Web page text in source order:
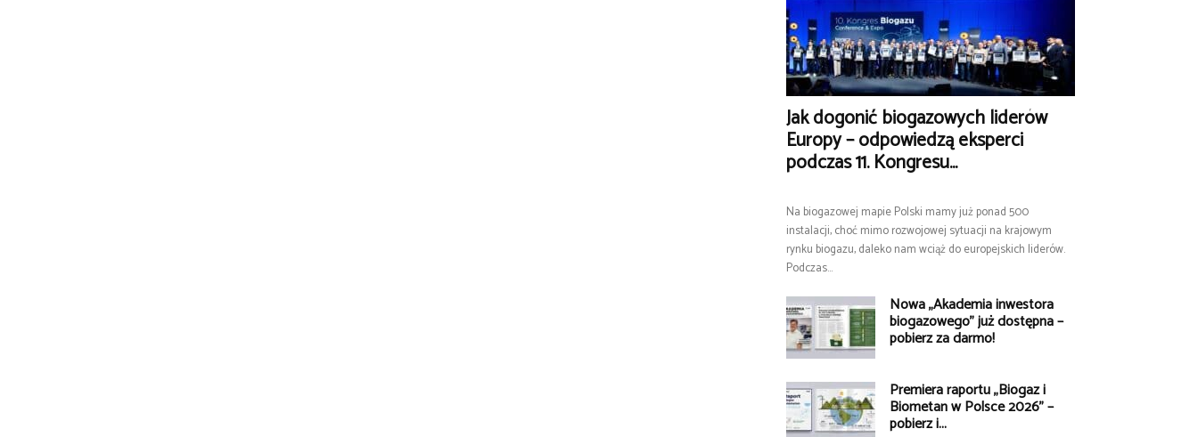
Jak dogonić biogazowych liderów
Europy – odpowiedzą eksperci
podczas 11. Kongresu...
Na biogazowej mapie Polski mamy już ponad 500
instalacji, choć mimo rozwojowej sytuacji na krajowym
rynku biogazu, daleko nam wciąż do europejskich liderów.
Podczas...
Nowa „Akademia inwestora
biogazowego” już dostępna –
pobierz za darmo!
Premiera raportu „Biogaz i
Biometan w Polsce 2026” –
pobierz i...